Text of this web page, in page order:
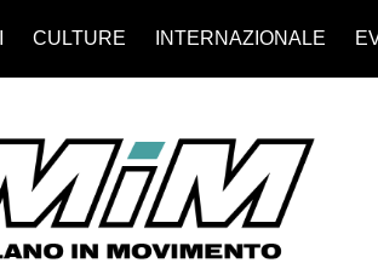
CULTURE INTERNAZIONALE